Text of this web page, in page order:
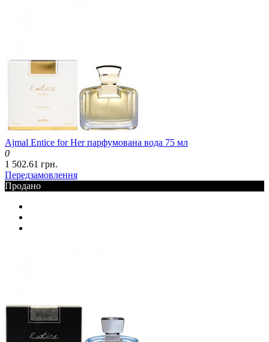
Ajmal Entice for Her парфумована вода 75 мл
0
1 502.61 грн.
Передзамовлення
Продано